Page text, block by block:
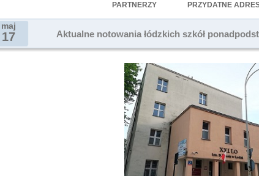
PARTNERZY PRZYDATNE
maj
17 Aktualne notowania łódzkich szkół